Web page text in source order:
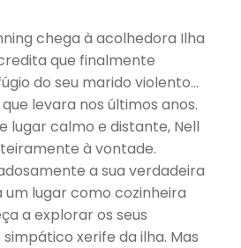
chega à acolhedora Ilha
que finalmente
do seu marido violento…
levara nos últimos anos.
lugar calmo e distante, Nell
à vontade.
a sua verdadeira
lugar como cozinheira
a explorar os seus
xerife da ilha. Mas